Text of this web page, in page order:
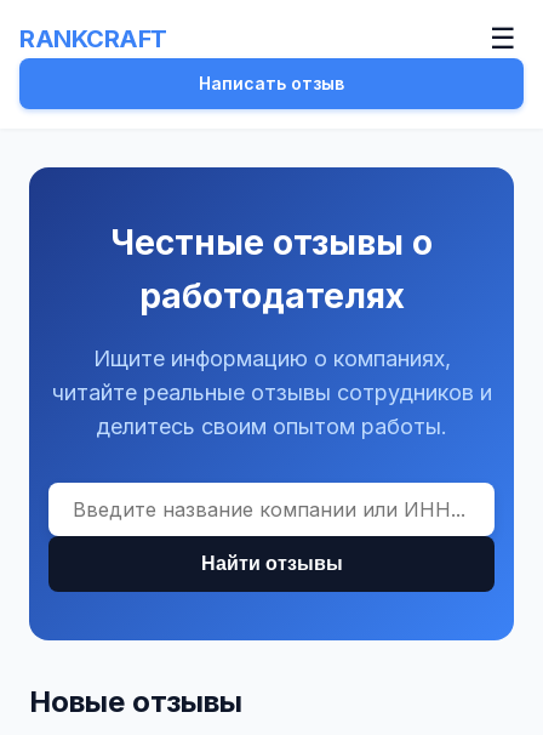
RANKCRAFT ☰
Написать отзыв
Честные отзывы о
работодателях
Ищите информацию о компаниях,
читайте реальные отзывы сотрудников и
делитесь своим опытом работы.
Найти отзывы
Новые отзывы